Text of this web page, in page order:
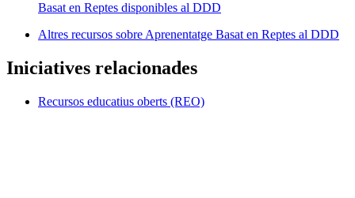
Basat en Reptes disponibles al DDD
Altres recursos sobre Aprenentatge Basat en Reptes al DDD
Iniciatives relacionades
Recursos educatius oberts (REO)